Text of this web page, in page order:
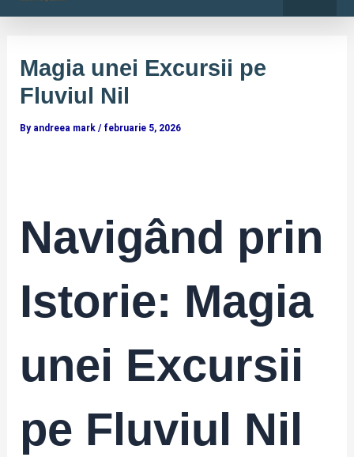
k
a
Magia unei Excursii pe
Fluviul Nil
By andreea mark / februarie 5, 2026
Navigând prin
Istorie: Magia
unei Excursii
pe Fluviul Nil